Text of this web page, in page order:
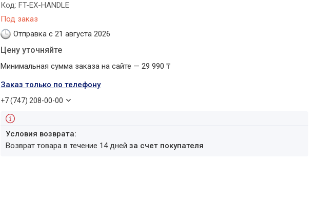
Под заказ
Код:FT-EX-HANDLE
Отправка с 21 августа 2026
Цену уточняйте
Минимальная сумма заказа на сайте — 29 990 ₸
Заказ только по телефону
+7 (747) 208-00-00
возврат товара в течение 14 днейза счет покупателя